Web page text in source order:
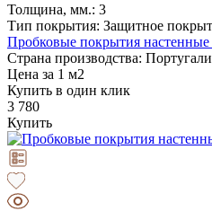
Толщина, мм.: 3
Тип покрытия: Защитное
Пробковые покрытия
Страна производства:
Цена за 1 м2
Купить в один клик
3 780
Купить